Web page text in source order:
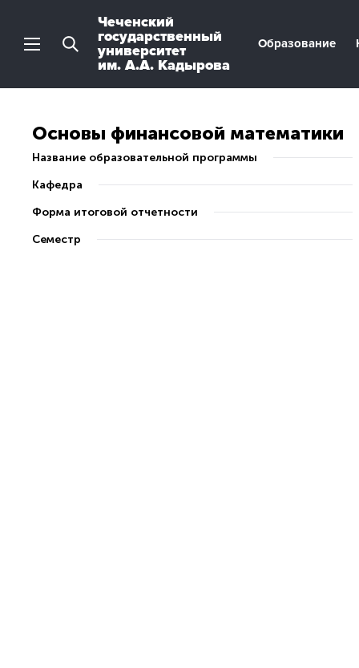
Чеченский
государственный
университет
им. А.А. Кадырова
Образование
Основы финансовой математики
Название образовательной программы
Кафедра
Форма итоговой отчетности
Семестр